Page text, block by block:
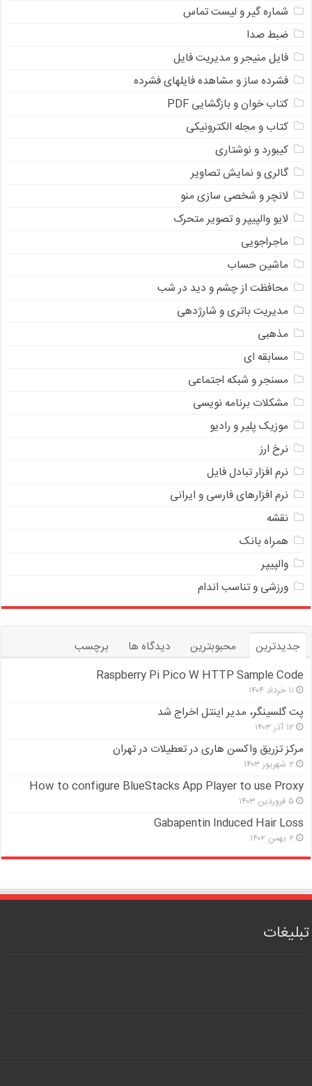
شماره گیر و لیست تماس
ضبط صدا
فایل منیجر و مدیریت فایل
فشرده ساز و مشاهده فایلهای فشرده
کتاب خوان و بازگشایی PDF
کتاب و مجله الکترونیکی
کیبورد و نوشتاری
گالری و نمایش تصاویر
لانچر و شخصی سازی منو
لایو والپیپر و تصویر متحرک
ماجراجویی
ماشین حساب
محافظت از چشم و دید در شب
مدیریت باتری و شارژدهی
مذهبی
مسابقه ای
مسنجر و شبکه اجتماعی
مشکلات برنامه نویسی
موزیک پلیر و رادیو
نرخ ارز
ﻧﺮﻡ ﺍﻓﺰﺍﺭ ﺗﺒﺎﺩﻝ ﻓﺎﻳﻞ
نرم افزارهای فارسی و ایرانی
نقشه
همراه بانک
والپیپر
ورزشی و تناسب اندام
جدیدترین محبوبترین دیدگاه ها
برچسب
Raspberry Pi Pico W HTTP Sample Code
۱۱ خرداد ۱۴۰۴
پت گلسینگر، مدیر اینتل اخراج شد
۱۲ آذر ۱۴۰۳
مرکز تزریق واکسن هاری در تعطیلات در تهران
۲ شهریور ۱۴۰۳
How to configure BlueStacks App Player to use Proxy
۵ فروردین ۱۴۰۳
Gabapentin Induced Hair Loss
۲ بهمن ۱۴۰۲
تبلیغات